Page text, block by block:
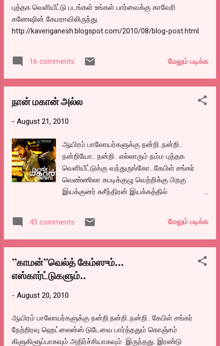
பார்க்க :
http://thoughtsintamil.blogspot.com/2010/08
/blog-post_22.html மேலும் படங்கள் பார்க்க :
og-post.html
பாராளுமன்றத்தில் மசோதா தாக்கல் செய்து,
உயர்வும் செய்துவிட்டார்கள். பதினைந்தாயிரம்
ஏற்றியும், அது போதாது என்று போராட்டம...
புத்தக வெளியீட்டு படங்கள் உங்கள் பார்வைக்கு காவேரி
கணேஷின் கேமராவிலிருந்து.
http://kaveriganesh.blogspot.com/2010/08/blog-post.html
16 comments மேலும் படிக்க
நான் மகான் அல்ல
- August 21, 2010
ஆயிரம் பாலோயர்களுக்கு நன்றி..நன்றி..
நன்றியோ.. நன்றி.. எல்லாரும் நம்ம புத்தக
வெளியீட்டுக்கு வந்துருங்கோ...கேபிள் சங்கர்
வெண்ணிலா கபடிக்குழு வெற்றிக்கு பிறகு
இயக்குனர் சுசீந்திரன் இயக்கத்தில்
தான். அதை முடிந்த வரையில் இண்ட்ரஸ்டாக
சொல்லியிருப்பதில் தான் இயக்குனரின்
பெரிதாய் எதுவும் கவலைப்படாத கால்டாக்ஸி
ட்ரைவரின் பையனான கார்த்திக்கு ஒரு
மாத்திரத்திலேயே காதல் வந்துவிட, முதல் பாதி
போகிறது. ஒரு இரட்டை கொலை சம்பத்தில்
ஈடுபட்ட ஆட்களை கார்த்தியின் அப்பா
43 comments மேலும் படிக்க
”காமன்”வெல்த் கேம்ஸும்…
எஸ்கார்ட்டுகளும்..
- August 20, 2010
ஆயிரம் பாலோயர்களுக்கு நன்றி.நன்றி..நன்றி.. கேபிள் சங்கர்
நேற்றிரவு ஹெட்லைன்ஸ் டுடேவை பார்த்ததும் கொஞ்சம்
கிளுகிளூப்பாகவும் அதிர்ச்சியாகவும் இருந்தது. இரண்டு